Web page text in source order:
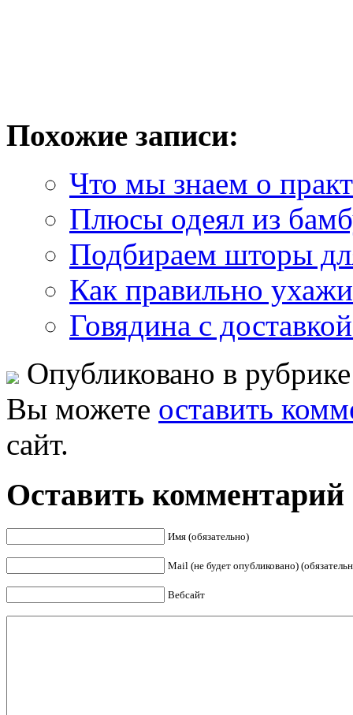
Похожие записи:
Что мы знаем о
Плюсы одеял из
Подбираем шторы
​Как правильно
Говядина с
Опубликовано в
Вы можете оставить
сайт.
Оставить комментарий
Имя (обязательно)
Mail (не будет опубликовано)
Вебсайт